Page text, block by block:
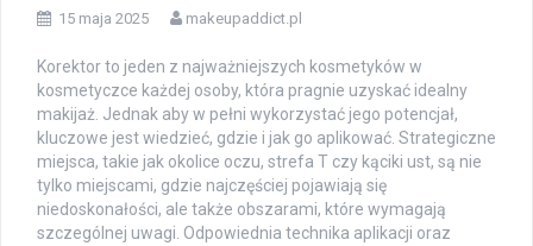
15 maja 2025 makeupaddict.pl
Korektor to jeden z najważniejszych kosmetyków w
kosmetyczce każdej osoby, która pragnie uzyskać idealny
makijaż. Jednak aby w pełni wykorzystać jego potencjał,
kluczowe jest wiedzieć, gdzie i jak go aplikować. Strategiczne
miejsca, takie jak okolice oczu, strefa T czy kąciki ust, są nie
tylko miejscami, gdzie najczęściej pojawiają się
niedoskonałości, ale także obszarami, które wymagają
szczególnej uwagi. Odpowiednia technika aplikacji oraz